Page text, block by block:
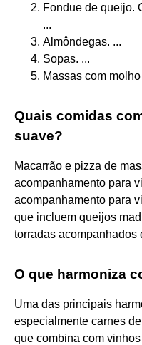
Fondue de queijo.
...
Almôndegas. ...
Sopas. ...
Massas com
Quais comidas
suave?
Macarrão e pizza de
acompanhamento para
acompanhamento para
que incluem queijos
torradas acompanhados
O que harmoniza
Uma das principais
especialmente carnes
que combina com